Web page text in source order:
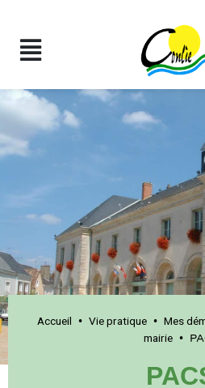
Accueil • Vie pratique • Mes
mairie •